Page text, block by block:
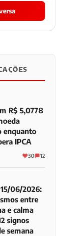
R$ 5,0778
enquanto
IPCA
30 12
06/2026:
entre
e calma
signos
semana